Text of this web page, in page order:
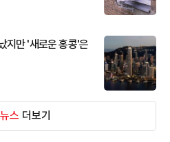
지만 '새로운 홍콩'은
스 더보기